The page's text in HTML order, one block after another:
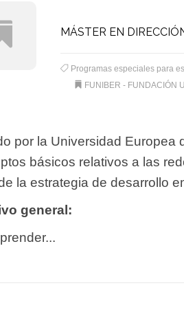
MÁSTER EN
Programas especiales para
FUNIBER - FUNDACIÓN
por la Universidad Europea
básicos relativos a las
la estrategia de desarrollo
general: